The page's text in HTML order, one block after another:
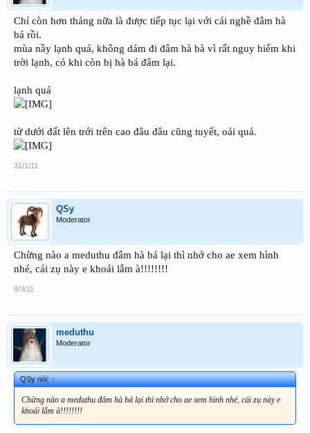
Chỉ còn hơn tháng nữa là được tiếp tục lại với cái nghề đâm hà
bá rồi.
mùa nầy lạnh quá, không dám đi đâm hà bà vì rất nguy hiểm khi
trời lạnh, có khi còn bị hà bá đâm lại.
lạnh quá
từ dưới đất lên trới trên cao đâu đâu cũng tuyết, oải quá.
31/1/11
QSy
Moderator
Chừng nào a meduthu đâm hà bá lại thì nhớ cho ae xem hình
nhé, cái zụ này e khoái lắm à!!!!!!!!
9/3/11
meduthu
Moderator
QSy nói:↑
Chừng nào a meduthu đâm hà bá lại thì nhớ cho ae xem hình nhé, cái zụ này e
khoái lắm à!!!!!!!!